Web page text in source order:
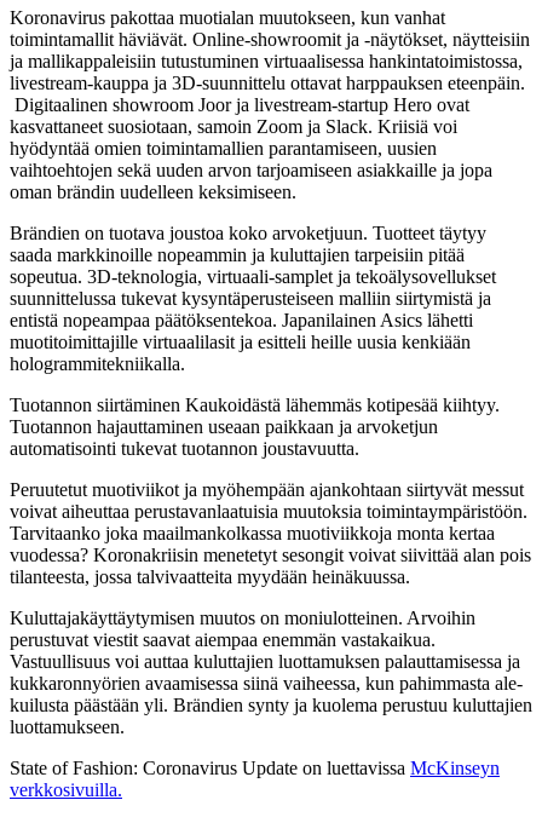
Koronavirus pakottaa muotialan muutokseen, kun vanhat
toimintamallit häviävät. Online-showroomit ja -näytökset, näytteisiin
ja mallikappaleisiin tutustuminen virtuaalisessa hankintatoimistossa,
livestream-kauppa ja 3D-suunnittelu ottavat harppauksen eteenpäin.
Digitaalinen showroom Joor ja livestream-startup Hero ovat
kasvattaneet suosiotaan, samoin Zoom ja Slack. Kriisiä voi
hyödyntää omien toimintamallien parantamiseen, uusien
vaihtoehtojen sekä uuden arvon tarjoamiseen asiakkaille ja jopa
oman brändin uudelleen keksimiseen.
Brändien on tuotava joustoa koko arvoketjuun. Tuotteet täytyy
saada markkinoille nopeammin ja kuluttajien tarpeisiin pitää
sopeutua. 3D-teknologia, virtuaali-samplet ja tekoälysovellukset
suunnittelussa tukevat kysyntäperusteiseen malliin siirtymistä ja
entistä nopeampaa päätöksentekoa. Japanilainen Asics lähetti
muotitoimittajille virtuaalilasit ja esitteli heille uusia kenkiään
hologrammitekniikalla.
Tuotannon siirtäminen Kaukoidästä lähemmäs kotipesää kiihtyy.
Tuotannon hajauttaminen useaan paikkaan ja arvoketjun
automatisointi tukevat tuotannon joustavuutta.
Peruutetut muotiviikot ja myöhempään ajankohtaan siirtyvät messut
voivat aiheuttaa perustavanlaatuisia muutoksia toimintaympäristöön.
Tarvitaanko joka maailmankolkassa muotiviikkoja monta kertaa
vuodessa? Koronakriisin menetetyt sesongit voivat siivittää alan pois
tilanteesta, jossa talvivaatteita myydään heinäkuussa.
Kuluttajakäyttäytymisen muutos on moniulotteinen. Arvoihin
perustuvat viestit saavat aiempaa enemmän vastakaikua.
Vastuullisuus voi auttaa kuluttajien luottamuksen palauttamisessa ja
kukkaronnyörien avaamisessa siinä vaiheessa, kun pahimmasta ale-
kuilusta päästään yli. Brändien synty ja kuolema perustuu kuluttajien
luottamukseen.
State of Fashion: Coronavirus Update on luettavissa McKinseyn
verkkosivuilla.